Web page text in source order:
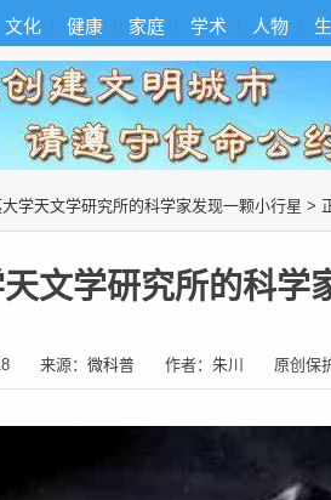
文化 健康 家庭 学术 人物
学天文学研究所的科学家发现一颗小行星 >
文学研究所的科学
来源： 微科普 作者： 朱川 原创保